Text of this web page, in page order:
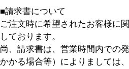
■請求書について
ご注文時に希望されたお客様に
しております。
尚、請求書は、営業時間内での
かかる場合等）によりましては